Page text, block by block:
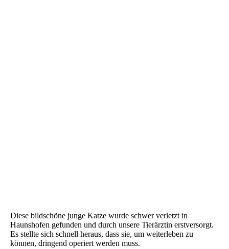
Diese bildschöne junge Katze wurde schwer verletzt in
Haunshofen gefunden und durch unsere Tierärztin erstversorgt.
Es stellte sich schnell heraus, dass sie, um weiterleben zu
können, dringend operiert werden muss.